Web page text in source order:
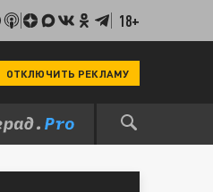
18+
ОТКЛЮЧИТЬ РЕКЛАМУ